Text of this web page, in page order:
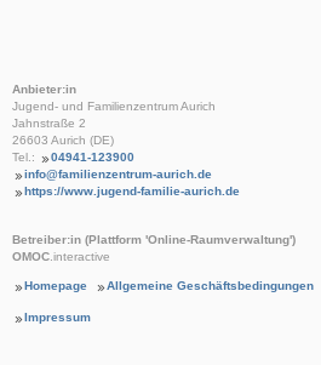
Anbieter:in
Jugend- und Familienzentrum Aurich
Jahnstraße 2
26603 Aurich (DE)
Tel.:
04941-123900
info@familienzentrum-aurich.de
https://www.jugend-familie-aurich.de
Betreiber:in (Plattform 'Online-Raumverwaltung')
OMOC.interactive
Homepage Allgemeine Geschäftsbedingungen
Impressum